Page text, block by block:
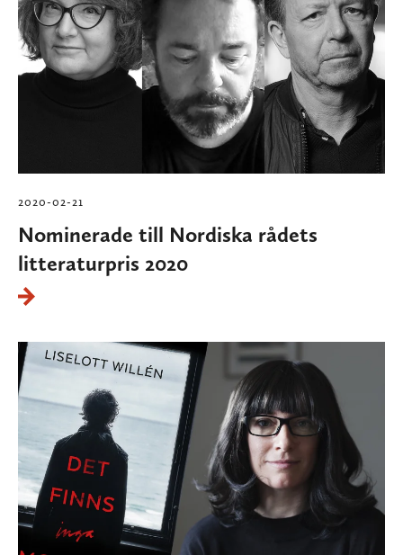
2020-02-21
Nominerade till Nordiska rådets
litteraturpris 2020